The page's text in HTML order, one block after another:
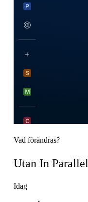
Vad förändras?
Utan In Parallel
Idag